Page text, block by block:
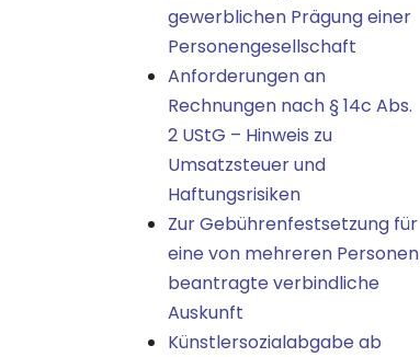
gewerblichen Prägung einer
Personengesellschaft
Anforderungen an
Rechnungen nach § 14c Abs.
2 UStG – Hinweis zu
Umsatzsteuer und
Haftungsrisiken
Zur Gebührenfestsetzung für
eine von mehreren Personen
beantragte verbindliche
Auskunft
Künstlersozialabgabe ab